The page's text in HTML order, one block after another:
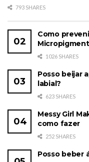
793 SHARES
Como
1026 SHARES
Posso beijar
labial?
623 SHARES
Messy Girl
como fazer
252 SHARES
Posso beber